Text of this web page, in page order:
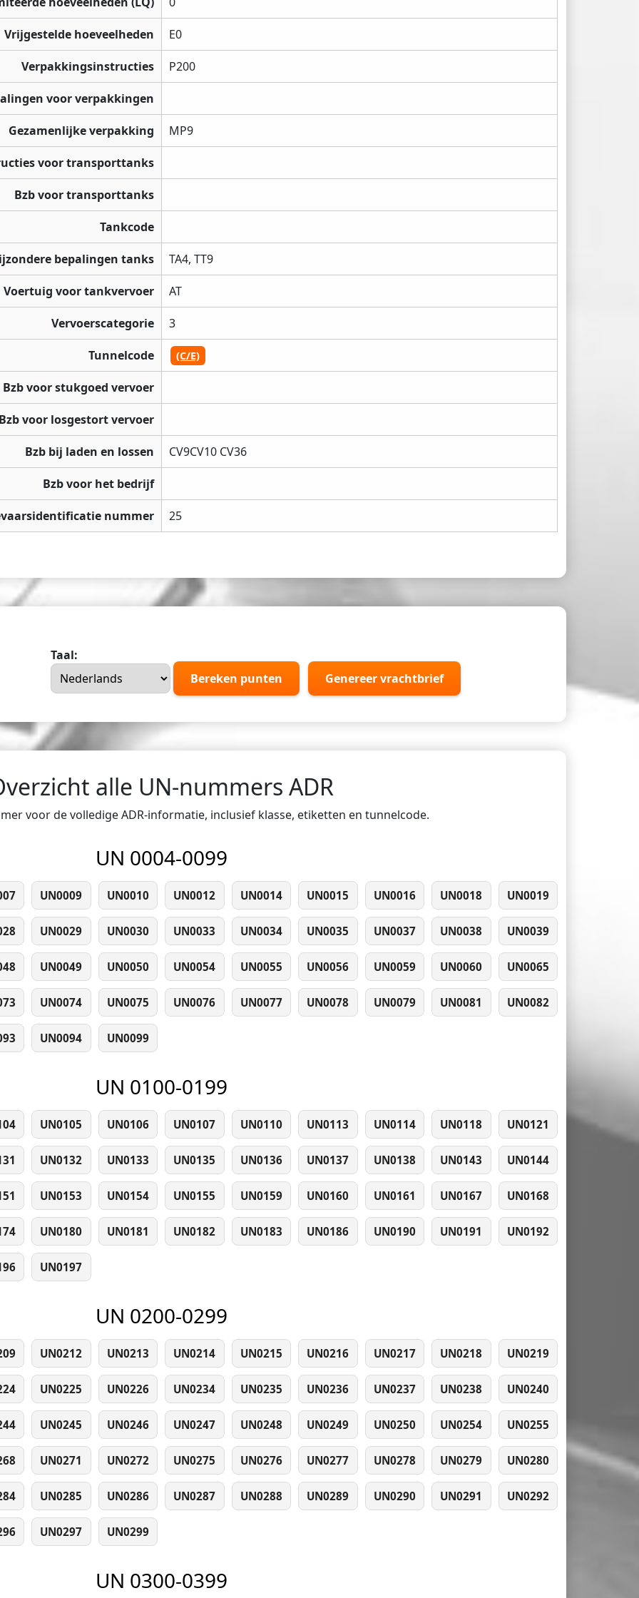
Vrijgestelde hoeveelheden E0
Verpakkingsinstructies P200
voor verpakkingen
Gezamenlijke verpakking MP9
voor transporttanks
Bzb voor transporttanks
Tankcode
bepalingen tanks TA4, TT9
Voertuig voor tankvervoer AT
Vervoerscategorie 3
Tunnelcode (C/E)
Bzb voor stukgoed vervoer
voor losgestort vervoer
Bzb bij laden en lossen CV9CV10 CV36
Bzb voor het bedrijf
nummer 25
Taal:
Bereken punten
Genereer vrachtbrief
alle UN-nummers ADR
voor de volledige ADR-informatie, inclusief klasse, etiketten en tunnelcode.
UN 0004-0099
UN0009 UN0010 UN0012 UN0014 UN0015 UN0016 UN0018 UN0019
UN0029 UN0030 UN0033 UN0034 UN0035 UN0037 UN0038 UN0039
UN0049 UN0050 UN0054 UN0055 UN0056 UN0059 UN0060 UN0065
UN0074 UN0075 UN0076 UN0077 UN0078 UN0079 UN0081 UN0082
UN0094 UN0099
UN 0100-0199
UN0105 UN0106 UN0107 UN0110 UN0113 UN0114 UN0118 UN0121
UN0132 UN0133 UN0135 UN0136 UN0137 UN0138 UN0143 UN0144
UN0153 UN0154 UN0155 UN0159 UN0160 UN0161 UN0167 UN0168
UN0180 UN0181 UN0182 UN0183 UN0186 UN0190 UN0191 UN0192
UN0197
UN 0200-0299
UN0212 UN0213 UN0214 UN0215 UN0216 UN0217 UN0218 UN0219
UN0225 UN0226 UN0234 UN0235 UN0236 UN0237 UN0238 UN0240
UN0245 UN0246 UN0247 UN0248 UN0249 UN0250 UN0254 UN0255
UN0271 UN0272 UN0275 UN0276 UN0277 UN0278 UN0279 UN0280
UN0285 UN0286 UN0287 UN0288 UN0289 UN0290 UN0291 UN0292
UN0297 UN0299
UN 0300-0399